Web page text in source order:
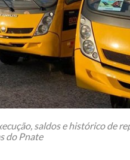
saldos e histórico de
do Pnate